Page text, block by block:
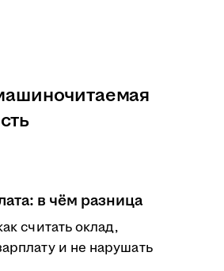
в чём разница
считать оклад,
и не нарушать